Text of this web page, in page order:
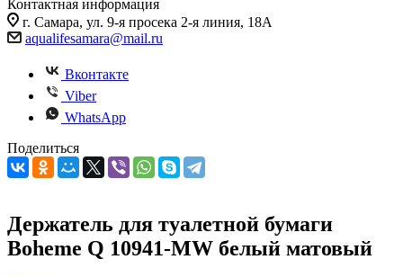
Контактная информация
г. Самара, ул. 9-я просека 2-я линия, 18А
aqualifesamara@mail.ru
Вконтакте
Viber
WhatsApp
Поделиться
Держатель для туалетной бумаги
Boheme Q 10941-MW белый матовый